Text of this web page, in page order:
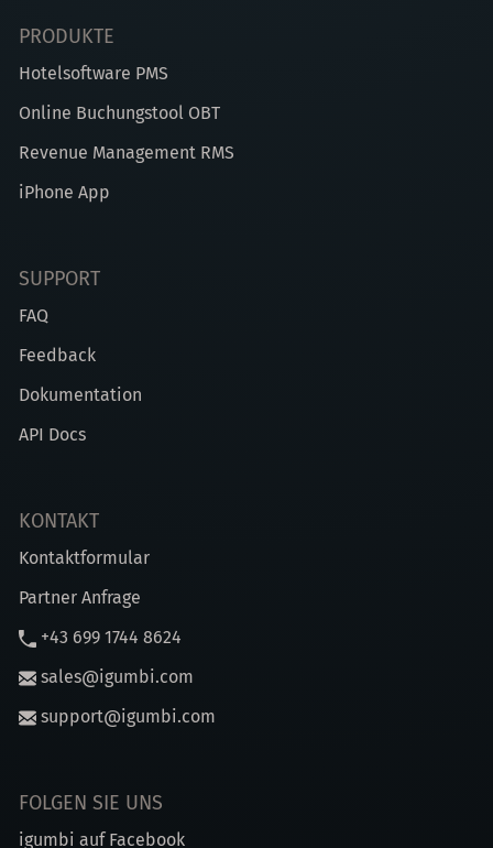
PRODUKTE
Hotelsoftware PMS
Online Buchungstool OBT
Revenue Management RMS
iPhone App
SUPPORT
FAQ
Feedback
Dokumentation
API Docs
KONTAKT
Kontaktformular
Partner Anfrage
+43 699 1744 8624
sales@igumbi.com
support@igumbi.com
FOLGEN SIE UNS
igumbi auf Facebook